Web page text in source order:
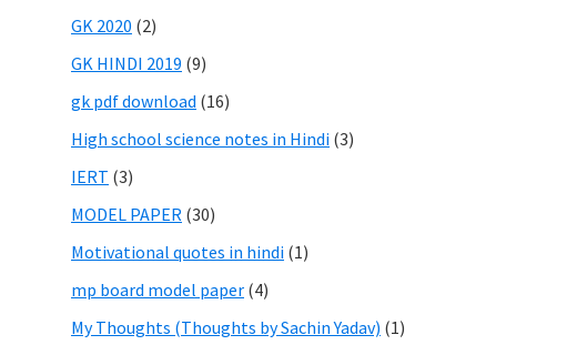
GK 2020 (2)
GK HINDI 2019 (9)
gk pdf download (16)
High school science notes in Hindi (3)
IERT (3)
MODEL PAPER (30)
Motivational quotes in hindi (1)
mp board model paper (4)
My Thoughts (Thoughts by Sachin Yadav) (1)